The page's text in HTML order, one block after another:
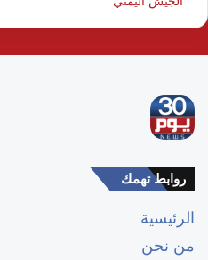
روابط تهمك
الرئيسية
من نحن